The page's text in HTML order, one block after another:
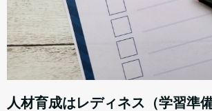
人材育成はレディネス（学習準